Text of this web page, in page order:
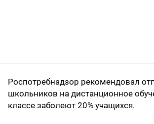
Роспотребнадзор рекомендовал
школьников на дистанционное
классе заболеют 20% учащихся.